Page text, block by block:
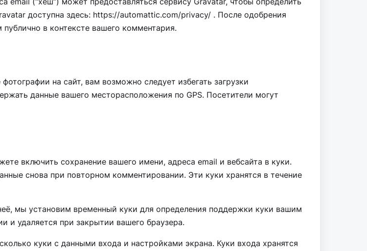
доступна здесь: https://automattic.com/privacy/ . После одобрения
в контексте вашего комментария.
на сайт, вам возможно следует избегать загрузки
данные вашего месторасположения по GPS. Посетители могут
включить сохранение вашего имени, адреса email и вебсайта в куки.
снова при повторном комментировании. Эти куки хранятся в течение
мы установим временный куки для определения поддержки куки вашим
и удаляется при закрытии вашего браузера.
куки с данными входа и настройками экрана. Куки входа хранятся